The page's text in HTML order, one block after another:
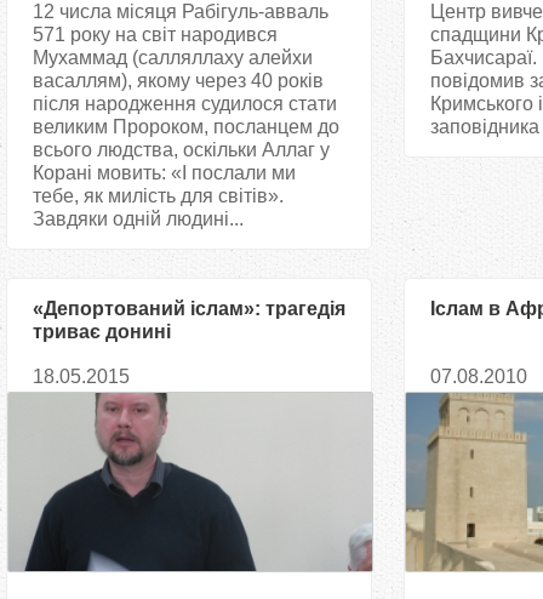
12 числа місяця Рабігуль-авваль
571 року на світ народився
Мухаммад (салляллаху алейхи
васаллям), якому через 40 років
після народження судилося стати
великим Пророком, посланцем до
всього людства, оскільки Аллаг у
Корані мовить: «І послали ми
тебе, як милість для світів».
Завдяки одній людині...
Центр
спадщини
повідомив
Кримського
«Депортований іслам»: трагедія
триває донині
18.05.2015
Іслам в
07.08.2010